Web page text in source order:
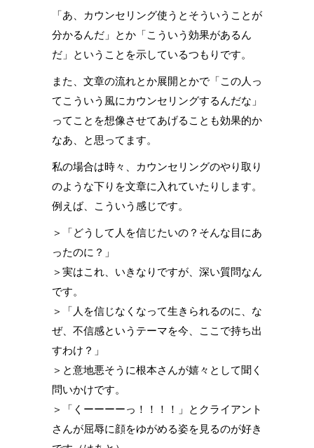
「あ、カウンセリング使うとそういうことが
分かるんだ」とか「こういう効果があるん
だ」ということを示しているつもりです。
また、文章の流れとか展開とかで「この人っ
てこういう風にカウンセリングするんだな」
ってことを想像させてあげることも効果的か
なあ、と思ってます。
私の場合は時々、カウンセリングのやり取り
のような下りを文章に入れていたりします。
例えば、こういう感じです。
＞「どうして人を信じたいの？そんな目にあ
ったのに？」
＞実はこれ、いきなりですが、深い質問なん
です。
＞「人を信じなくなって生きられるのに、な
ぜ、不信感というテーマを今、ここで持ち出
すわけ？」
＞と意地悪そうに根本さんが嬉々として聞く
問いかけです。
＞「くーーーーっ！！！！」とクライアント
さんが屈辱に顔をゆがめる姿を見るのが好き